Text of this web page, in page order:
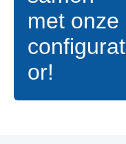
met onze
configurat
or!